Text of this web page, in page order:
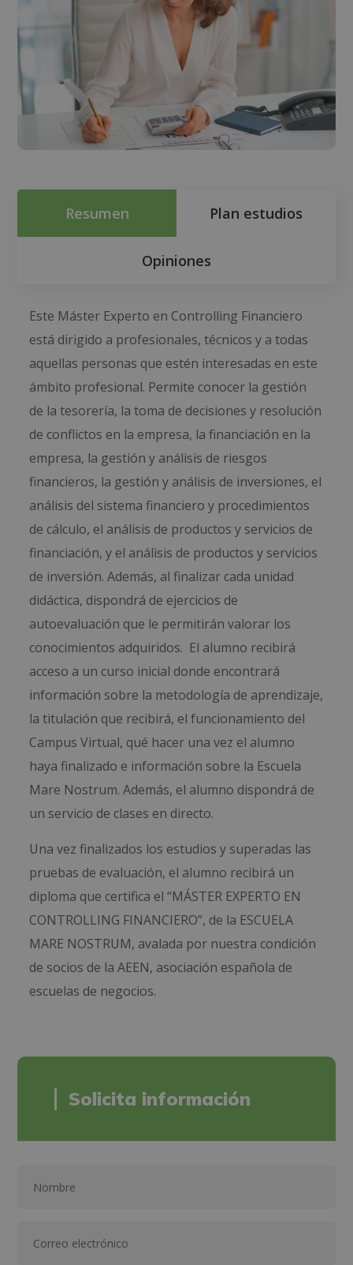
Resumen Plan estudios
Opiniones
Este Máster Experto en Controlling Financiero
está dirigido a profesionales, técnicos y a todas
aquellas personas que estén interesadas en este
ámbito profesional. Permite conocer la gestión
de la tesorería, la toma de decisiones y resolución
de conflictos en la empresa, la financiación en la
empresa, la gestión y análisis de riesgos
financieros, la gestión y análisis de inversiones, el
análisis del sistema financiero y procedimientos
de cálculo, el análisis de productos y servicios de
financiación, y el análisis de productos y servicios
de inversión. Además, al finalizar cada unidad
didáctica, dispondrá de ejercicios de
autoevaluación que le permitirán valorar los
conocimientos adquiridos. El alumno recibirá
acceso a un curso inicial donde encontrará
información sobre la metodología de aprendizaje,
la titulación que recibirá, el funcionamiento del
Campus Virtual, qué hacer una vez el alumno
haya finalizado e información sobre la Escuela
Mare Nostrum. Además, el alumno dispondrá de
un servicio de clases en directo.
Una vez finalizados los estudios y superadas las
pruebas de evaluación, el alumno recibirá un
diploma que certifica el “MÁSTER EXPERTO EN
CONTROLLING FINANCIERO”, de la ESCUELA
MARE NOSTRUM, avalada por nuestra condición
de socios de la AEEN, asociación española de
escuelas de negocios.
Solicita información